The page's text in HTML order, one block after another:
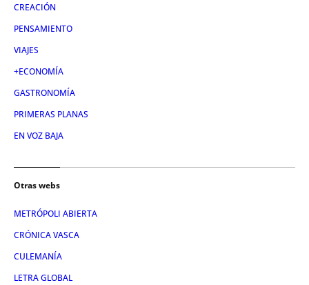
CREACIÓN
PENSAMIENTO
VIAJES
+ECONOMÍA
GASTRONOMÍA
PRIMERAS PLANAS
EN VOZ BAJA
Otras webs
METRÓPOLI ABIERTA
CRÓNICA VASCA
CULEMANÍA
LETRA GLOBAL